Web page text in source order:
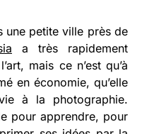
une petite ville près de
a très rapidement
mais ce n’est qu’à
en économie, qu’elle
à la photographie.
pour apprendre, pour